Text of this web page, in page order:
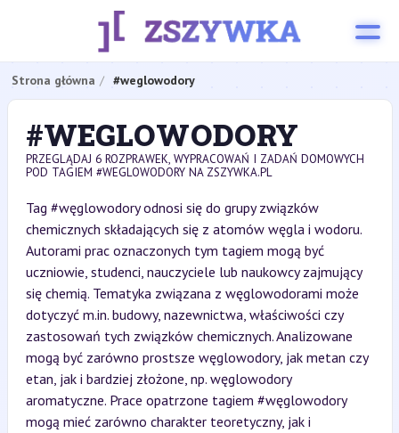
Strona główna #weglowodory
#WEGLOWODORY
PRZEGLĄDAJ 6 ROZPRAWEK, WYPRACOWAŃ I ZADAŃ DOMOWYCH
POD TAGIEM #WEGLOWODORY NA ZSZYWKA.PL
Tag #węglowodory odnosi się do grupy związków
chemicznych składających się z atomów węgla i wodoru.
Autorami prac oznaczonych tym tagiem mogą być
uczniowie, studenci, nauczyciele lub naukowcy zajmujący
się chemią. Tematyka związana z węglowodorami może
dotyczyć m.in. budowy, nazewnictwa, właściwości czy
zastosowań tych związków chemicznych. Analizowane
mogą być zarówno prostsze węglowodory, jak metan czy
etan, jak i bardziej złożone, np. węglowodory
aromatyczne. Prace opatrzone tagiem #węglowodory
mogą mieć zarówno charakter teoretyczny, jak i